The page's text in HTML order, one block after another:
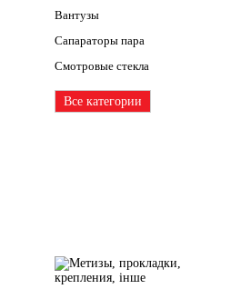
Вантузы
Сапараторы пара
Смотровые стекла
Все категории